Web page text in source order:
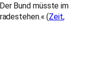
Bund müsste im
(Zeit,